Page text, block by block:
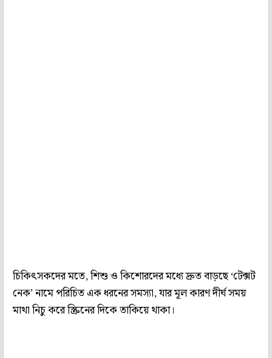
চিকিৎসকদের মতে, শিশু ও কিশোরদের মধ্যে দ্রুত বাড়ছে ‘টেক্সট
নেক’ নামে পরিচিত এক ধরনের সমস্যা, যার মূল কারণ দীর্ঘ সময়
মাথা নিচু করে স্ক্রিনের দিকে তাকিয়ে থাকা।